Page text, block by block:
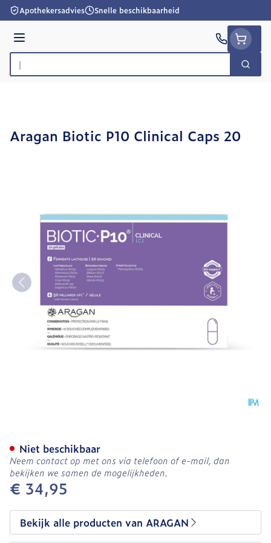
Ga naar de inhoud
Apothekersadvies Snelle beschikbaarheid
Menu
Product, merk, categorie...
Zoek
Aragan Biotic P10 Clinical Caps 20
€ 34,95
Niet beschikbaar
Neem contact op met ons via telefoon of e-mail, dan
bekijken we samen de mogelijkheden.
Bekijk alle producten van ARAGAN